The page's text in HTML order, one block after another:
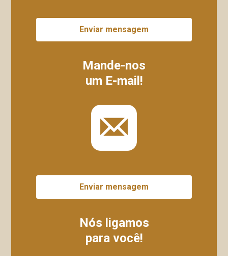
Enviar mensagem
Mande-nos
um E-mail!
Enviar mensagem
Nós ligamos
para você!